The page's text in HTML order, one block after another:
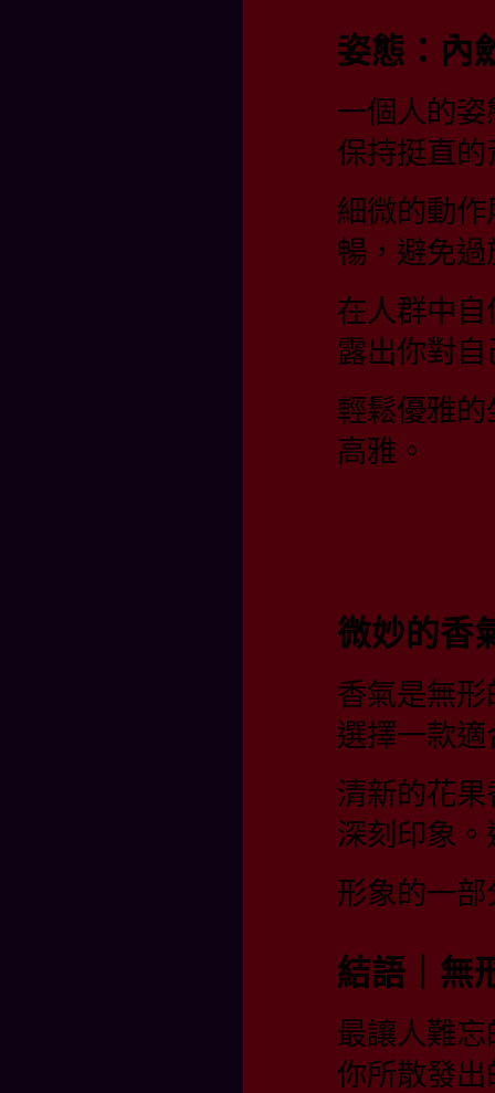
姿態：內
一個人的
保持挺直
細微的動
暢，避免
在人群中
露出你對
輕鬆優雅
高雅。
微妙的香
香氣是無
選擇一款
清新的花
深刻印象
形象的一
結語｜無
最讓人難
你所散發